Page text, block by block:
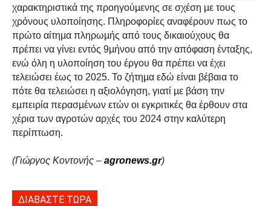
χαρακτηριστικά της προηγούµενης σε σχέση µε τους
χρόνους υλοποίησης. Πληροφορίες αναφέρουν πως το
πρώτο αίτηµα πληρωµής από τους δικαιούχους θα
πρέπει να γίνει εντός 9µήνου από την απόφαση ένταξης,
ενώ όλη η υλοποίηση του έργου θα πρέπει να έχει
τελειώσει έως το 2025. Το ζήτηµα εδώ είναι βέβαια το
πότε θα τελειώσει η αξιολόγηση, γιατί µε βάση την
εµπειρία περασµένων ετών οι εγκριτικές θα έρθουν στα
χέρια των αγροτών αρχές του 2024 στην καλύτερη
περίπτωση.
(Γιώργος Κοντονής – agronews.gr)
ΔΙΑΒΑΣΤΕ ΤΩΡΑ